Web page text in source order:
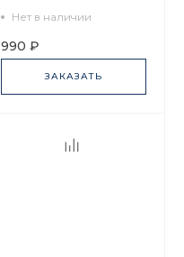
82.85105.00.1
Нет в наличии
990 ₽
ЗАКАЗАТЬ